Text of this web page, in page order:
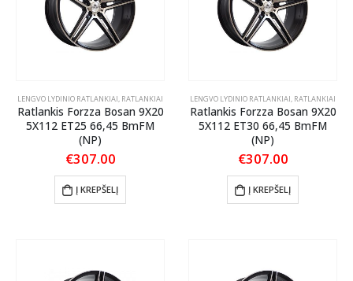
LENGVO LYDINIO RATLANKIAI, RATLANKIAI
Ratlankis Forzza Bosan 9X20
5X112 ET25 66,45 BmFM
(NP)
€307.00
Į KREPŠELĮ
LENGVO LYDINIO RATLANKIAI, RATLANKIAI
Ratlankis Forzza Bosan 9X20
5X112 ET30 66,45 BmFM
(NP)
€307.00
Į KREPŠELĮ